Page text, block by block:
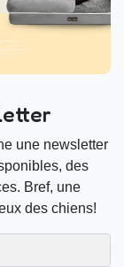
une newsletter
des
Bref, une
des chiens!